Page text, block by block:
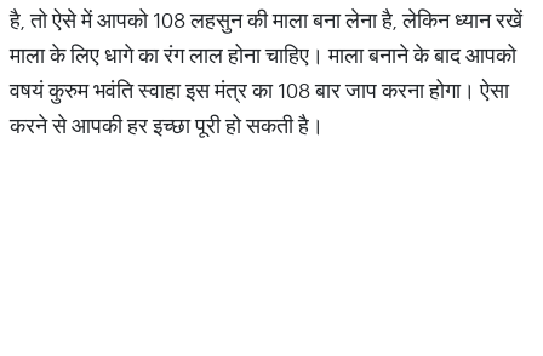
है, तो ऐसे में आपको 108 लहसुन की माला बना लेना है, लेकिन ध्यान रखें
माला के लिए धागे का रंग लाल होना चाहिए। माला बनाने के बाद आपको
वषयं कुरुम भवंति स्वाहा इस मंत्र का 108 बार जाप करना होगा। ऐसा
करने से आपकी हर इच्छा पूरी हो सकती है।